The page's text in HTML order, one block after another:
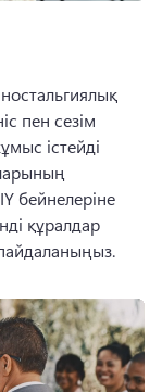
пен сезім
істейді
бейнелеріне
құралдар